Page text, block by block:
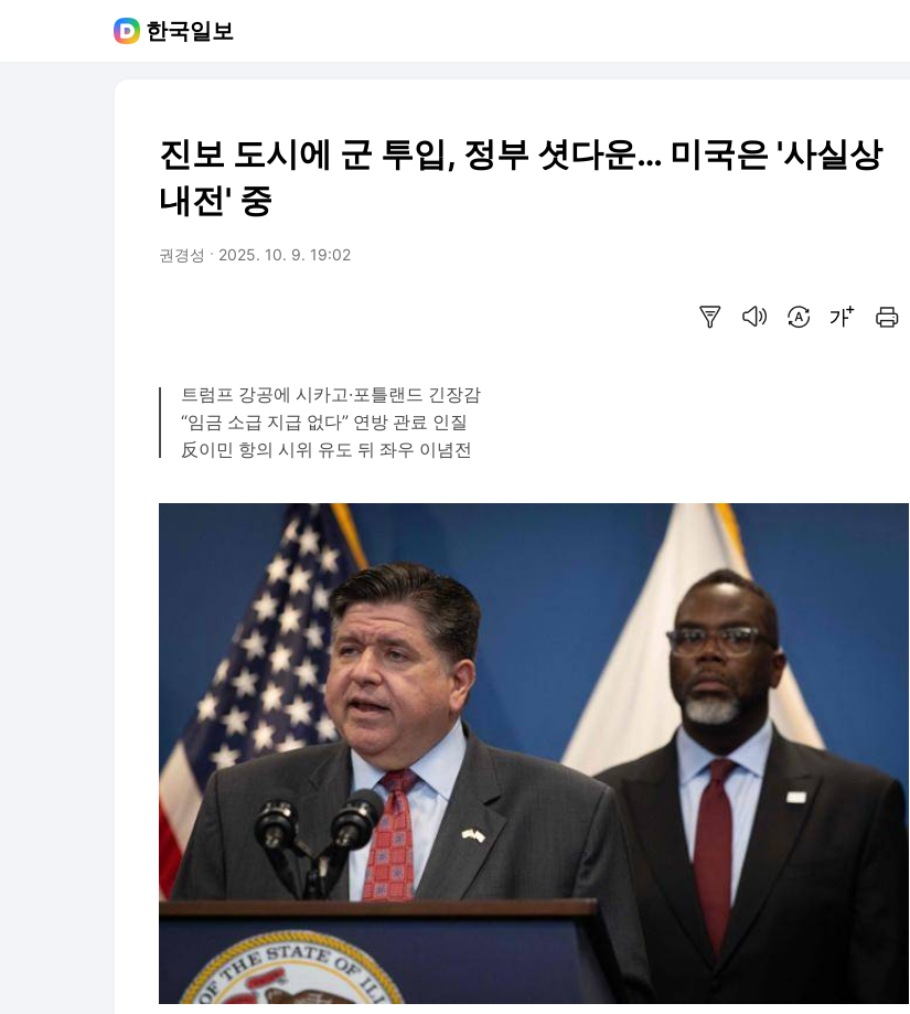
한국일보
진보 도시에 군 투입, 정부 셧다운… 미국은 '사실상
내전' 중
권경성 2025. 10. 9. 19:02
트럼프 강공에 시카고·포틀랜드 긴장감
“임금 소급 지급 없다” 연방 관료 인질
反이민 항의 시위 유도 뒤 좌우 이념전